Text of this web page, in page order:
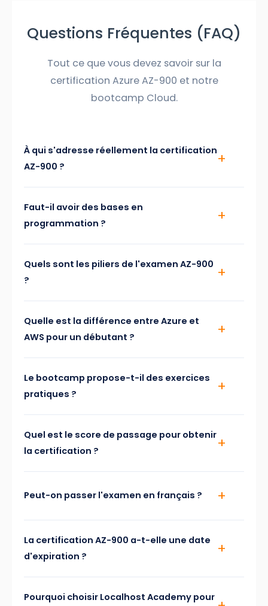
Questions Fréquentes (FAQ)
Tout ce que vous devez savoir sur la
certification Azure AZ-900 et notre
bootcamp Cloud.
À qui s'adresse réellement la certification
AZ-900 ?
Faut-il avoir des bases en
programmation ?
Quels sont les piliers de l'examen AZ-900
?
Quelle est la différence entre Azure et
AWS pour un débutant ?
Le bootcamp propose-t-il des exercices
pratiques ?
Quel est le score de passage pour obtenir
la certification ?
Peut-on passer l'examen en français ?
La certification AZ-900 a-t-elle une date
d'expiration ?
Pourquoi choisir Localhost Academy pour